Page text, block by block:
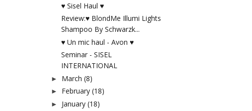
♥ Sisel Haul ♥
Review:♥ BlondMe Illumi Lights
Shampoo By Schwarzk...
♥ Un mic haul - Avon ♥
Seminar - SISEL
INTERNATIONAL
► March (8)
► February (18)
► January (18)